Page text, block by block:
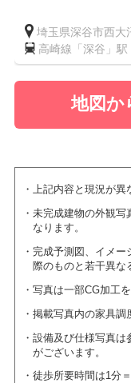
埼玉県深谷市西大
高崎線「深谷」駅
地図か
上記内容と現況が異
未完成建物の外観写
なります。
完成予測図、イメー
際のものと若干異な
写真は一部CG加工
掲載写真内の家具調
設備及び仕様写真は
がございます。
徒歩所要時間は1分